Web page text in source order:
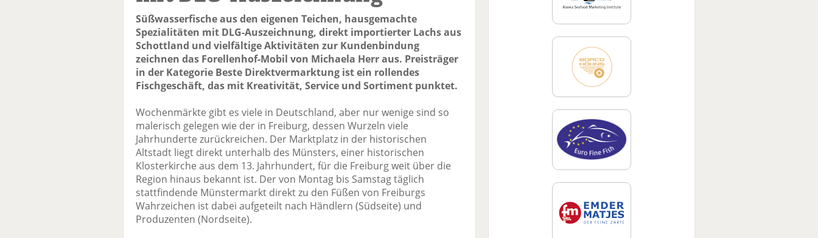
Süßwasserfische aus den eigenen Teichen, hausgemachte
Spezialitäten mit DLG-Auszeichnung, direkt importierter Lachs aus
Schottland und vielfältige Aktivitäten zur Kundenbindung
zeichnen das Forellenhof-Mobil von Michaela Herr aus. Preisträger
in der Kategorie Beste Direktvermarktung ist ein rollendes
Fischgeschäft, das mit Kreativität, Service und Sortiment punktet.
Wochenmärkte gibt es viele in Deutschland, aber nur wenige sind so
malerisch gelegen wie der in Freiburg, dessen Wurzeln viele
Jahrhunderte zurückreichen. Der Marktplatz in der historischen
Altstadt liegt direkt unterhalb des Münsters, einer historischen
Klosterkirche aus dem 13. Jahrhundert, für die Freiburg weit über die
Region hinaus bekannt ist. Der von Montag bis Samstag täglich
stattfindende Münstermarkt direkt zu den Füßen von Freiburgs
Wahrzeichen ist dabei aufgeteilt nach Händlern (Südseite) und
Produzenten (Nordseite).